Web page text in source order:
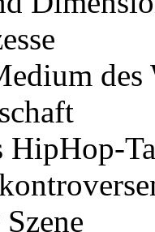
des
HipHop-